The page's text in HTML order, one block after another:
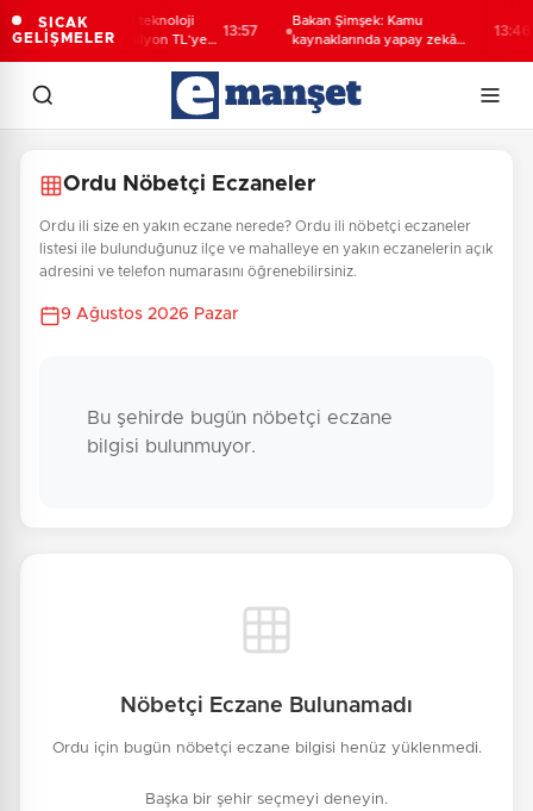
SICAK
GELİŞMELER
KOSGEB’den yeşil teknoloji
girişimlerine 6,5 milyon TL’ye
13:57
Bakan Şimşek: Kamu
kaynaklarında yapay zekâ
13:46
Ordu Nöbetçi Eczaneler
Ordu ili size en yakın eczane nerede? Ordu ili nöbetçi eczaneler
listesi ile bulunduğunuz ilçe ve mahalleye en yakın eczanelerin açık
adresini ve telefon numarasını öğrenebilirsiniz.
9 Ağustos 2026 Pazar
Bu şehirde bugün nöbetçi eczane
bilgisi bulunmuyor.
Nöbetçi Eczane Bulunamadı
Ordu için bugün nöbetçi eczane bilgisi henüz yüklenmedi.
Başka bir şehir seçmeyi deneyin.